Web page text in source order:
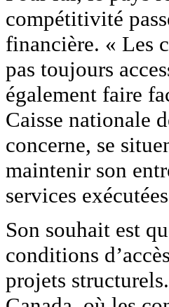
compétitivité
financière. « Les
pas toujours
également faire
Caisse nationale
concerne, se
maintenir son
services
Son souhait est
conditions
projets